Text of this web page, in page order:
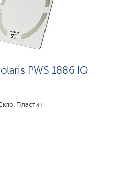
PWS 1886 IQ
Пластик